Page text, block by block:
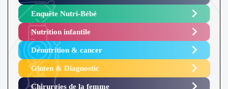
Enquête Nutri-Bébé ​
Nutrition infantile
Dénutrition & cancer
Gluten & Diagnostic
Chirurgies de la femme